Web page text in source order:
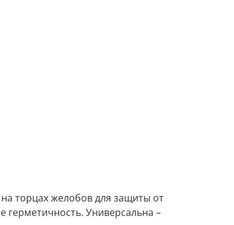
торцах желобов для защиты от
Универсальна –